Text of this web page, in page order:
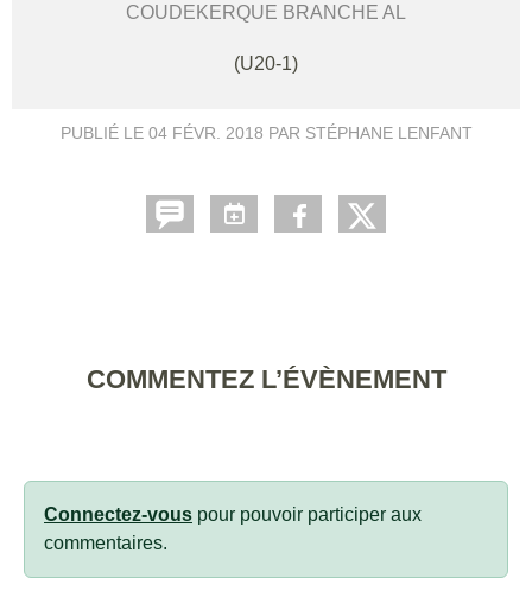
COUDEKERQUE BRANCHE AL
(U20-1)
PUBLIÉ LE 04 FÉVR. 2018 PAR STÉPHANE LENFANT
COMMENTEZ L’ÉVÈNEMENT
Connectez-vous pour pouvoir participer aux
commentaires.